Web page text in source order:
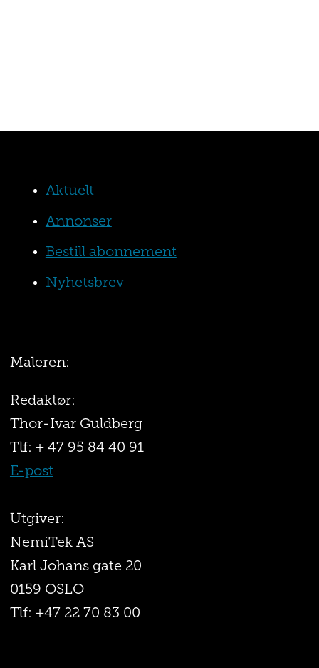
Aktuelt
Annonser
Bestill abonnement
Nyhetsbrev
Maleren:
Redaktør:
Thor-Ivar Guldberg
Tlf: + 47 95 84 40 91
E-post
Utgiver:
NemiTek AS
Karl Johans gate 20
0159 OSLO
Tlf: +47 22 70 83 00